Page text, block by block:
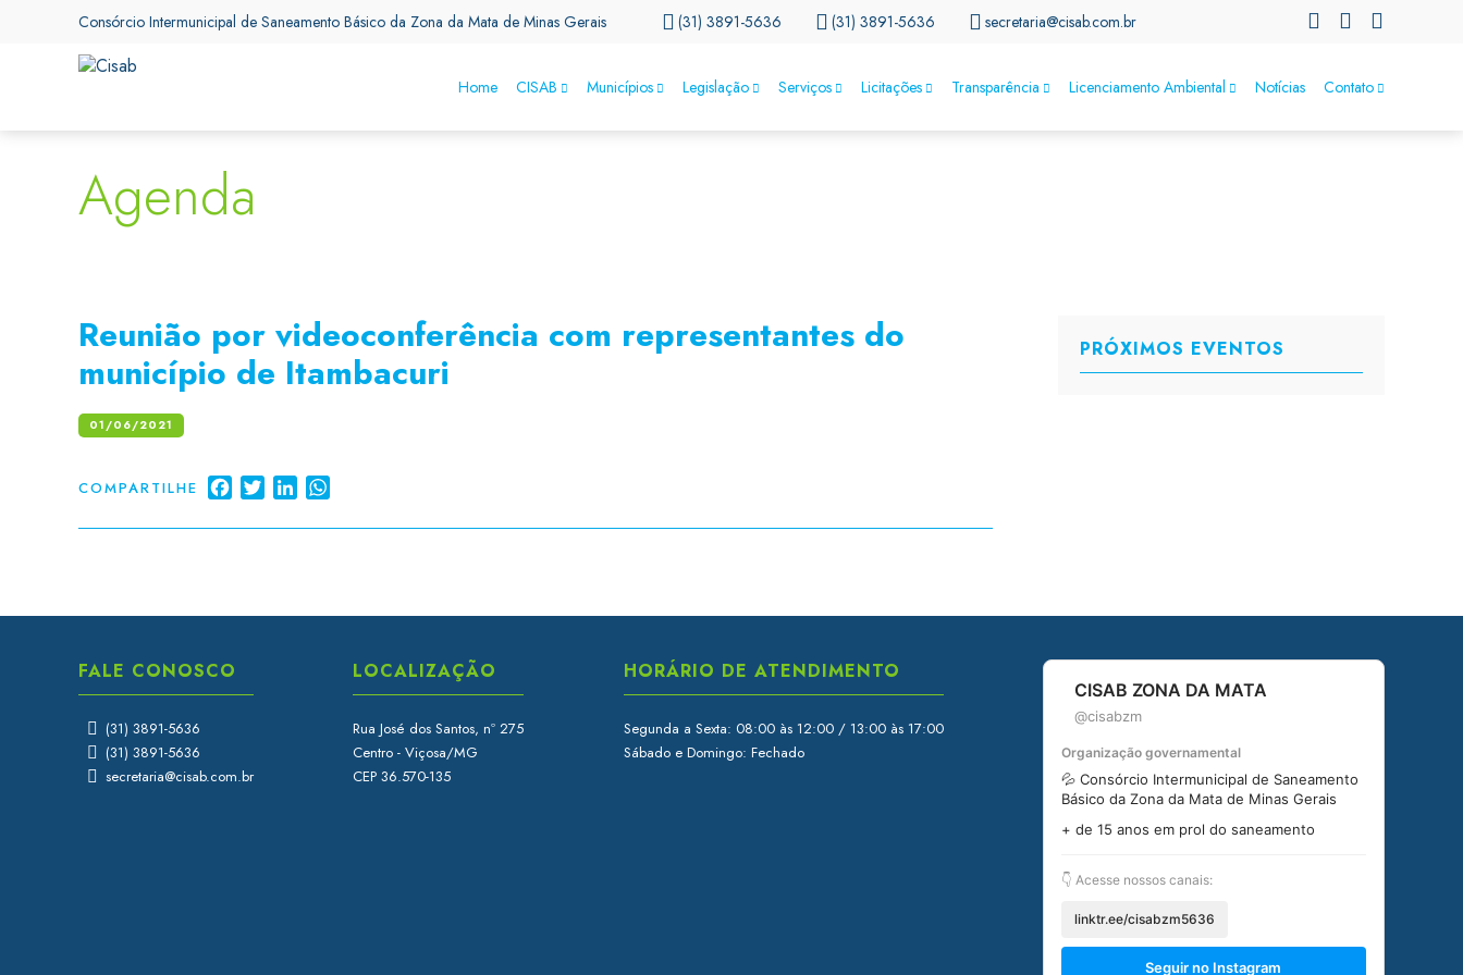
Consórcio Intermunicipal de Saneamento Básico da Zona da Mata de Minas Gerais (31) 3891-5636 (31) 3891-5636 secretaria@cisab.com.br
Home CISAB Municípios Legislação Serviços Licitações Transparência Licenciamento Ambiental Notícias Contato
Agenda
Reunião por videoconferência com representantes do
município de Itambacuri
01/06/2021
COMPARTILHE FacebookTwitterLinkedIn
PRÓXIMOS EVENTOS
FALE CONOSCO
(31) 3891-5636
(31) 3891-5636
secretaria@cisab.com.br
LOCALIZAÇÃO
Rua José dos Santos, nº 275
Centro - Viçosa/MG
CEP 36.570-135
HORÁRIO DE ATENDIMENTO
Segunda a Sexta: 08:00 às 12:00 / 13:00 às 17:00
Sábado e Domingo: Fechado
CISAB ZONA DA MATA
@cisabzm
Organização governamental
💦 Consórcio Intermunicipal de Saneamento
Básico da Zona da Mata de Minas Gerais
+ de 15 anos em prol do saneamento
👇 Acesse nossos canais:
linktr.ee/cisabzm5636
Seguir no Instagram